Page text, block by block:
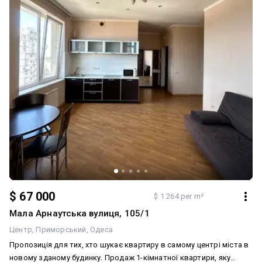
$ 67 000 $ 1 264 per m²
Мала Арнаутська вулиця, 105/1
Центр Приморський Одеса
Пропозиція для тих, хто шукає квартиру в самому центрі міста в
новому зданому будинку. Продаж 1-кімнатної квартири, яку